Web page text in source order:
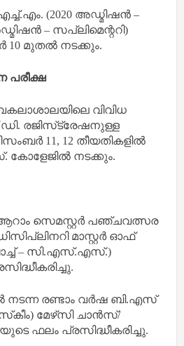
(2020 അഡ്മിഷൻ –
– സപ്ലിമെന്ററി)
10 മുതൽ നടക്കും.
പരീക്ഷ
വിവിധ
രജിസ്‌ട്രേഷനുള്ള
11, 12 തീയതികളിൽ
കോളേജിൽ നടക്കും.
ആറാം സെമസ്റ്റർ പഞ്ചവത്സര
മാസ്റ്റർ ഓഫ്
– സി.എസ്.എസ്.)
നടന്ന രണ്ടാം വർഷ ബി.എസ്
മേഴ്‌സി ചാൻസ്/
ഫലം പ്രസിദ്ധീകരിച്ചു.